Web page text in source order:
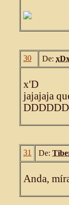
30 De:
x'D
jajajaja
31 De:
Anda,